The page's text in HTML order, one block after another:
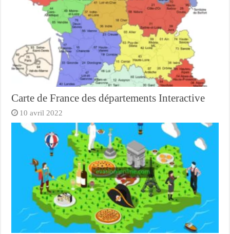
Carte de France des départements Interactive
10 avril 2022